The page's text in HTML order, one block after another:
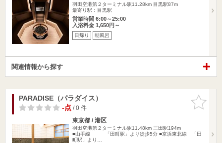
羽田空港第２ターミナル駅11.28km 目黒駅87m
最寄り駅：目黒駅
営業時間 6:00～25:00
入浴料金 1,650円～
日帰り 朝風呂
関連情報から探す
お気に入
りに追加
PARADISE（パラダイス）
-点/ 0 件
東京都 / 港区
羽田空港第２ターミナル駅11.48km 三田駅194m
■山手線 「田町駅」より徒歩5分 ■京浜東北線 「田
町駅」より…